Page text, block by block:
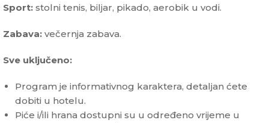
Sport: stolni tenis, biljar, pikado, aerobik u vodi.
Zabava: večernja zabava.
Sve uključeno:
Program je informativnog karaktera, detaljan ćete
dobiti u hotelu.
Piće i/ili hrana dostupni su u određeno vrijeme u